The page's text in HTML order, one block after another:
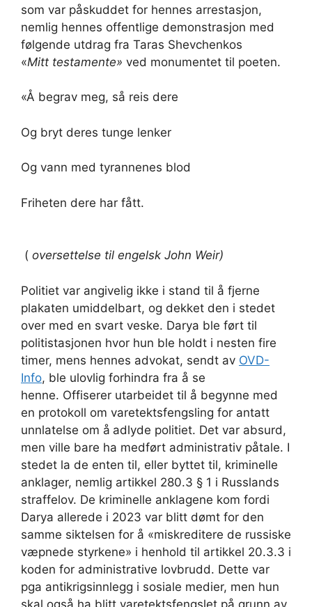
som var påskuddet for hennes arrestasjon,
nemlig hennes offentlige demonstrasjon med
følgende utdrag fra Taras Shevchenkos
«Mitt testamente» ved monumentet til poeten.
«Å begrav meg, så reis dere
Og bryt deres tunge lenker
Og vann med tyrannenes blod
Friheten dere har fått.
( oversettelse til engelsk John Weir)
Politiet var angivelig ikke i stand til å fjerne
plakaten umiddelbart, og dekket den i stedet
over med en svart veske. Darya ble ført til
politistasjonen hvor hun ble holdt i nesten fire
timer, mens hennes advokat, sendt av OVD-
Info, ble ulovlig forhindra fra å se
henne. Offiserer utarbeidet til å begynne med
en protokoll om varetektsfengsling for antatt
unnlatelse om å adlyde politiet. Det var absurd,
men ville bare ha medført administrativ påtale. I
stedet la de enten til, eller byttet til, kriminelle
anklager, nemlig artikkel 280.3 § 1 i Russlands
straffelov. De kriminelle anklagene kom fordi
Darya allerede i 2023 var blitt dømt for den
samme siktelsen for å «miskreditere de russiske
væpnede styrkene» i henhold til artikkel 20.3.3 i
koden for administrative lovbrudd. Dette var
pga antikrigsinnlegg i sosiale medier, men hun
skal også ha blitt varetektsfengslet på grunn av